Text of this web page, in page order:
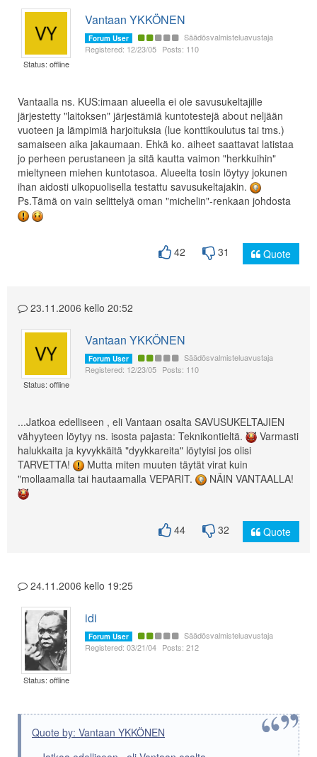
Status: offline
Vantaan YKKÖNEN
Forum User
Säädösvalmisteluavustaja
Registered: 12/23/05 Posts: 110
Vantaalla ns. KUS:imaan alueella ei ole savusukeltajille
järjestetty "laitoksen" järjestämiä kuntotestejä about neljään
vuoteen ja lämpimiä harjoituksia (lue konttikoulutus tai tms.)
samaiseen aika jakaumaan. Ehkä ko. aiheet saattavat latistaa
jo perheen perustaneen ja sitä kautta vaimon "herkkuihin"
mieltyneen miehen kuntotasoa. Alueelta tosin löytyy jokunen
ihan aidosti ulkopuolisella testattu savusukeltajakin.
Ps.Tämä on vain selittelyä oman "michelin"-renkaan johdosta
42 31 Quote
23.11.2006 kello 20:52
Status: offline
Vantaan YKKÖNEN
Forum User
Säädösvalmisteluavustaja
Registered: 12/23/05 Posts: 110
...Jatkoa edelliseen , eli Vantaan osalta SAVUSUKELTAJIEN
vähyyteen löytyy ns. isosta pajasta: Teknikontieltä.
Varmasti
halukkaita ja kyvykkäitä "dyykkareita" löytyisi jos olisi
TARVETTA!
Mutta miten muuten täytät virat kuin
"mollaamalla tai hautaamalla VEPARIT.
NÄIN VANTAALLA!
44 32 Quote
24.11.2006 kello 19:25
Status: offline
idi
Forum User
Säädösvalmisteluavustaja
Registered: 03/21/04 Posts: 212
Quote by: Vantaan YKKÖNEN